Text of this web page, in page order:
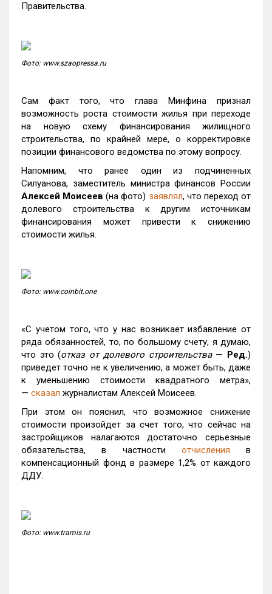
Правительства.
Фото: www.szaopressa.ru
Сам факт того, что глава Минфина признал
возможность роста стоимости жилья при переходе
на новую схему финансирования жилищного
строительства, по крайней мере, о корректировке
позиции финансового ведомства по этому вопросу.
Напомним, что ранее один из подчиненных
Силуанова, заместитель министра финансов России
Алексей Моисеев (на фото) заявлял, что переход от
долевого строительства к другим источникам
финансирования может привести к снижению
стоимости жилья.
Фото: www.coinbit.one
«С учетом того, что у нас возникает избавление от
ряда обязанностей, то, по большому счету, я думаю,
что это (отказ от долевого строительства — Ред.)
приведет точно не к увеличению, а может быть, даже
к уменьшению стоимости квадратного метра»,
— сказал журналистам Алексей Моисеев.
При этом он пояснил, что возможное снижение
стоимости произойдет за счет того, что сейчас на
застройщиков налагаются достаточно серьезные
обязательства, в частности отчисления в
компенсационный фонд в размере 1,2% от каждого
ДДУ.
Фото: www.tramis.ru